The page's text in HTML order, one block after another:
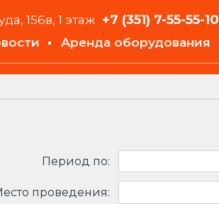
156в, 1 этаж +7 (351) 7-55-55-10
Аренда оборудования
Период по:
проведения: